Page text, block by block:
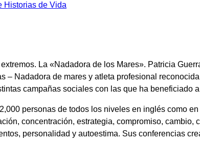
Historias de Vida
La «Nadadora de los Mares». Patricia
– Nadadora de mares y atleta profesional
campañas sociales con las que ha beneficiado
personas de todos los niveles en inglés como
concentración, estrategia, compromiso,
personalidad y autoestima. Sus conferencias